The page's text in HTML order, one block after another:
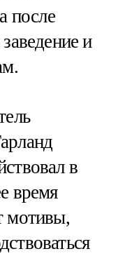
после
и
в
время
мотивы,